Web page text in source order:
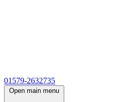
01579-2632735
Open main menu